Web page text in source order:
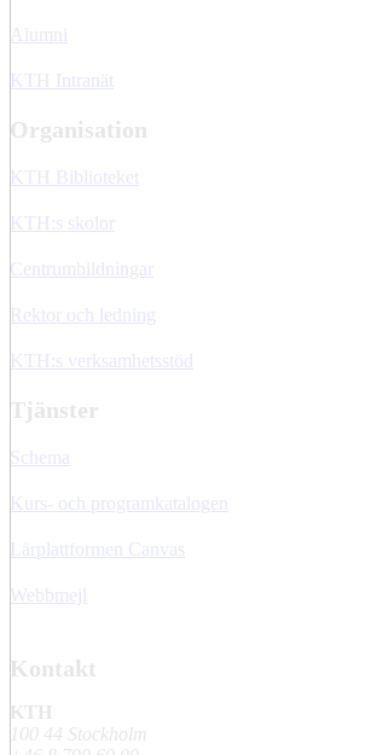
Alumni
KTH Intranät
Organisation
KTH Biblioteket
KTH:s skolor
Centrumbildningar
Rektor och ledning
KTH:s verksamhetsstöd
Tjänster
Schema
Kurs- och programkatalogen
Lärplattformen Canvas
Webbmejl
Kontakt
KTH
100 44 Stockholm